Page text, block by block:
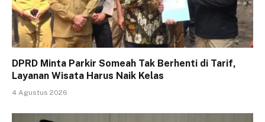
DPRD Minta Parkir Someah Tak Berhenti di Tarif,
Layanan Wisata Harus Naik Kelas
4 Agustus 2026